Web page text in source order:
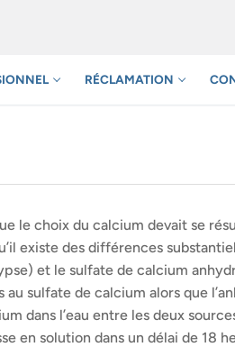
RÉCLAMATION
le choix du calcium devait se
existe des différences
et le sulfate de calcium
sulfate de calcium alors que
dans l’eau entre les deux
en solution dans un délai de 18